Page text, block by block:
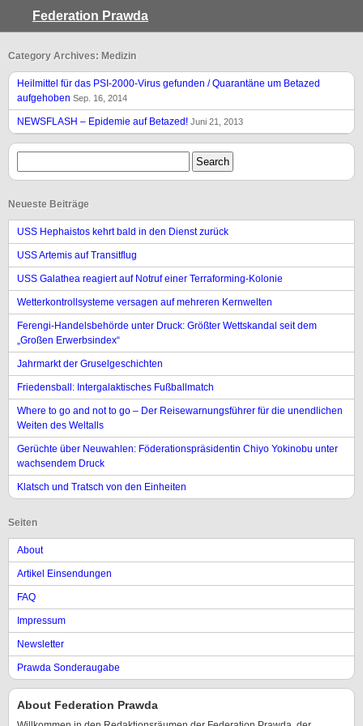
Federation Prawda
Category Archives: Medizin
Heilmittel für das PSI-2000-Virus gefunden / Quarantäne um Betazed
aufgehoben Sep. 16, 2014
NEWSFLASH – Epidemie auf Betazed! Juni 21, 2013
Neueste Beiträge
USS Hephaistos kehrt bald in den Dienst zurück
USS Artemis auf Transitflug
USS Galathea reagiert auf Notruf einer Terraforming-Kolonie
Wetterkontrollsysteme versagen auf mehreren Kernwelten
Ferengi-Handelsbehörde unter Druck: Größter Wettskandal seit dem
„Großen Erwerbsindex“
Jahrmarkt der Gruselgeschichten
Friedensball: Intergalaktisches Fußballmatch
Where to go and not to go – Der Reisewarnungsführer für die unendlichen
Weiten des Weltalls
Gerüchte über Neuwahlen: Föderationspräsidentin Chiyo Yokinobu unter
wachsendem Druck
Klatsch und Tratsch von den Einheiten
Seiten
About
Artikel Einsendungen
FAQ
Impressum
Newsletter
Prawda Sonderaugabe
About Federation Prawda